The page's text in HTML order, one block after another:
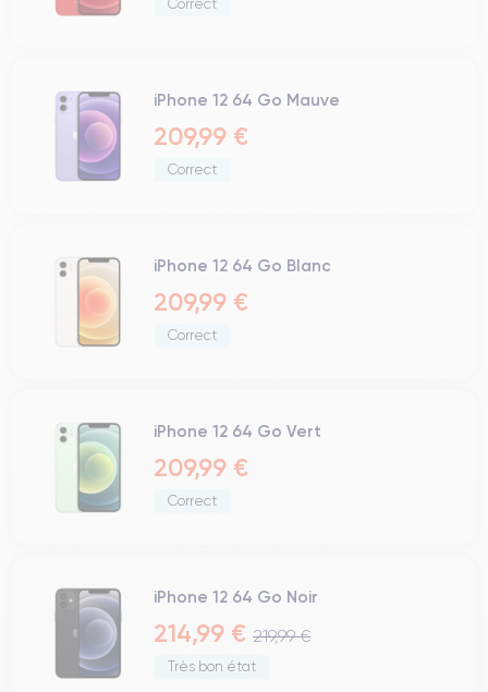
Correct
iPhone 12 64 Go Mauve
209,99 €
Correct
iPhone 12 64 Go Blanc
209,99 €
Correct
iPhone 12 64 Go Vert
209,99 €
Correct
iPhone 12 64 Go Noir
214,99 € 219,99 €
Très bon état